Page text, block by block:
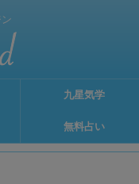
九星気学
無料占い